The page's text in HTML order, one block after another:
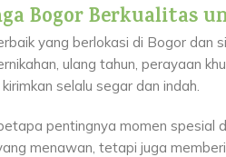
Bogor Berkualitas
yang berlokasi di Bogor dan
ulang tahun, perayaan
selalu segar dan indah.
pentingnya momen spesial
menawan, tetapi juga